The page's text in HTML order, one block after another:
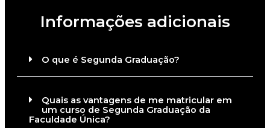
Informações adicionais
O que é Segunda Graduação?
Quais as vantagens de me matricular em
um curso de Segunda Graduação da
Faculdade Única?